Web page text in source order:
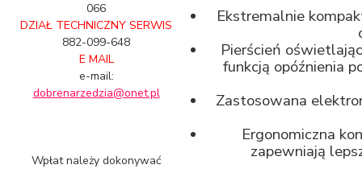
066
DZIAŁ TECHNICZNY SERWIS
882-099-648
E MAIL
e-mail:
dobrenarzedzia@onet.pl
Wpłat należy dokonywać
Ekstremalnie
Pierścień
funkcją opóźnienia
Zastosowana
Ergonomiczna
zapewniają